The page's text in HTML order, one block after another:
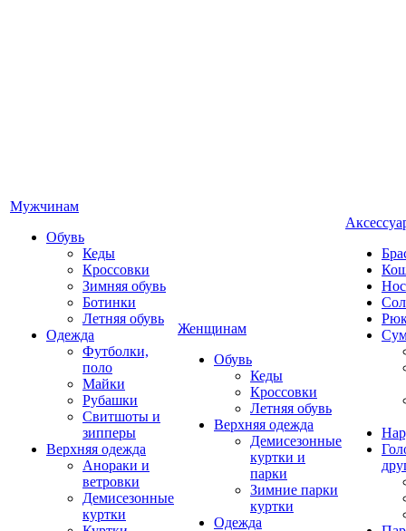
Мужчинам
Обувь
Кеды
Кроссовки
Зимняя обувь
Ботинки
Летняя обувь
Одежда
Футболки,
поло
Майки
Рубашки
Свитшоты и
зипперы
Верхняя одежда
Анораки и
ветровки
Демисезонные
куртки
Женщинам
Обувь
Кеды
Кроссовки
Летняя обувь
Верхняя одежда
Демисезонные
куртки и
парки
Зимние парки
куртки
Одежда